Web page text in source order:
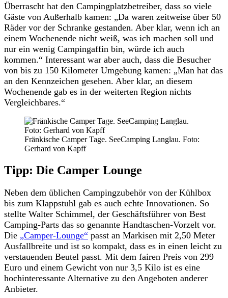
Überrascht hat den Campingplatzbetreiber, dass so viele
Gäste von Außerhalb kamen: „Da waren zeitweise über 50
Räder vor der Schranke gestanden. Aber klar, wenn ich an
einem Wochenende nicht weiß, was ich machen soll und
nur ein wenig Campingaffin bin, würde ich auch
kommen.“ Interessant war aber auch, dass die Besucher
von bis zu 150 Kilometer Umgebung kamen: „Man hat das
an den Kennzeichen gesehen. Aber klar, an diesem
Wochenende gab es in der weiterten Region nichts
Vergleichbares.“
Fränkische Camper Tage. SeeCamping Langlau. Foto:
Gerhard von Kapff
Tipp: Die Camper Lounge
Neben dem üblichen Campingzubehör von der Kühlbox
bis zum Klappstuhl gab es auch echte Innovationen. So
stellte Walter Schimmel, der Geschäftsführer von Best
Camping-Parts das so genannte Handtaschen-Vorzelt vor.
Die „Camper-Lounge“ passt an Markisen mit 2,50 Meter
Ausfallbreite und ist so kompakt, dass es in einen leicht zu
verstauenden Beutel passt. Mit dem fairen Preis von 299
Euro und einem Gewicht von nur 3,5 Kilo ist es eine
hochinteressante Alternative zu den Angeboten anderer
Anbieter.